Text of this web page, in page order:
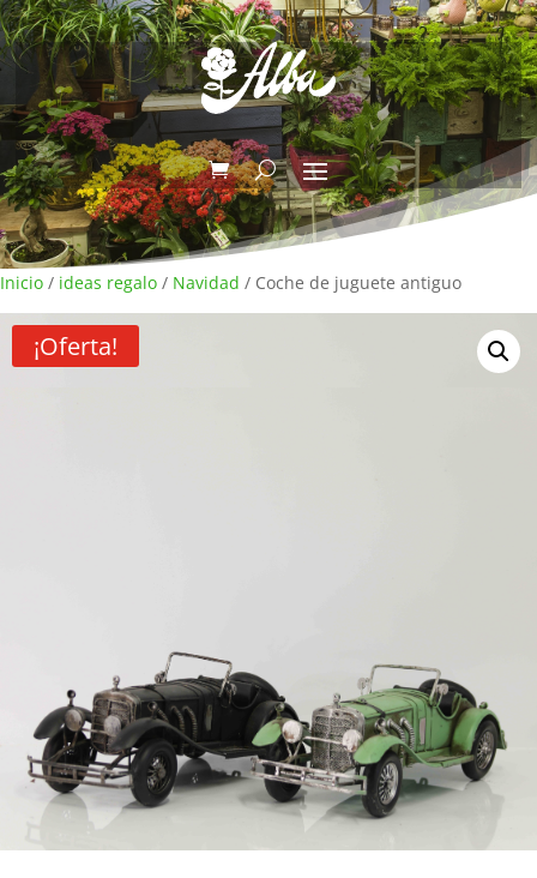
Inicio / ideas regalo / Navidad / Coche de juguete antiguo
¡Oferta!